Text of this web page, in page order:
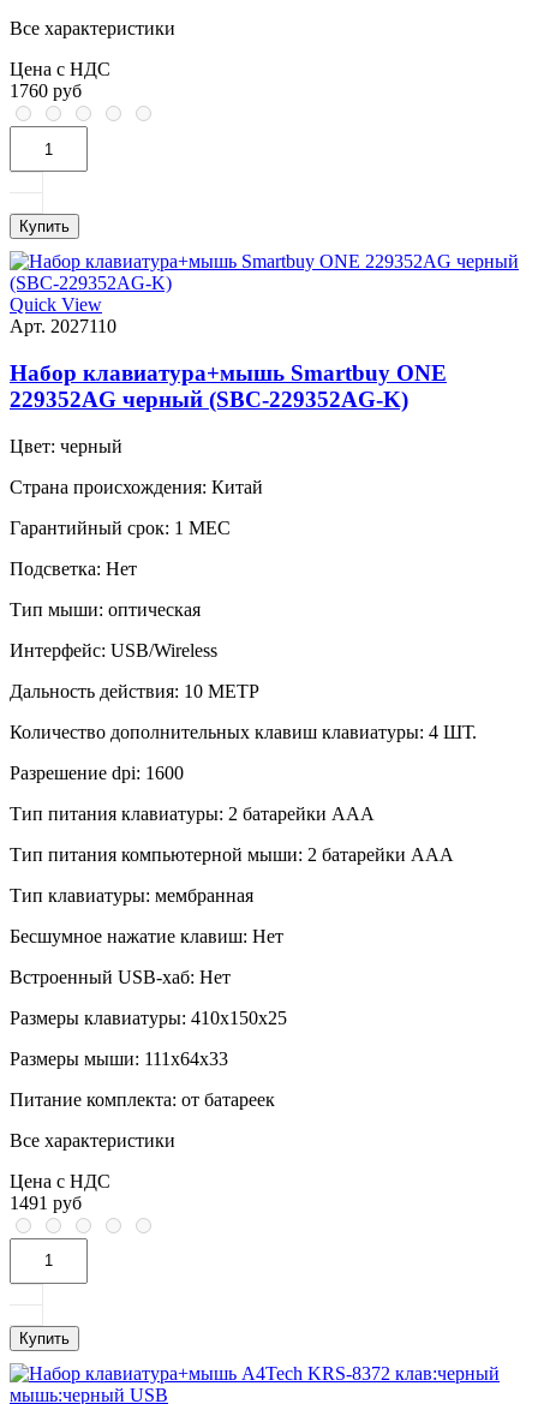
Все характеристики
Цена с НДС
1760 руб
Купить
Quick View
Арт. 2027110
Набор клавиатура+мышь Smartbuy ONE
229352AG черный (SBC-229352AG-K)
Цвет: черный
Страна происхождения: Китай
Гарантийный срок: 1 МЕС
Подсветка: Нет
Тип мыши: оптическая
Интерфейс: USB/Wireless
Дальность действия: 10 МЕТР
Количество дополнительных клавиш клавиатуры: 4 ШТ.
Разрешение dpi: 1600
Тип питания клавиатуры: 2 батарейки ААА
Тип питания компьютерной мыши: 2 батарейки ААА
Тип клавиатуры: мембранная
Бесшумное нажатие клавиш: Нет
Встроенный USB-хаб: Нет
Размеры клавиатуры: 410x150x25
Размеры мыши: 111x64x33
Питание комплекта: от батареек
Все характеристики
Цена с НДС
1491 руб
Купить